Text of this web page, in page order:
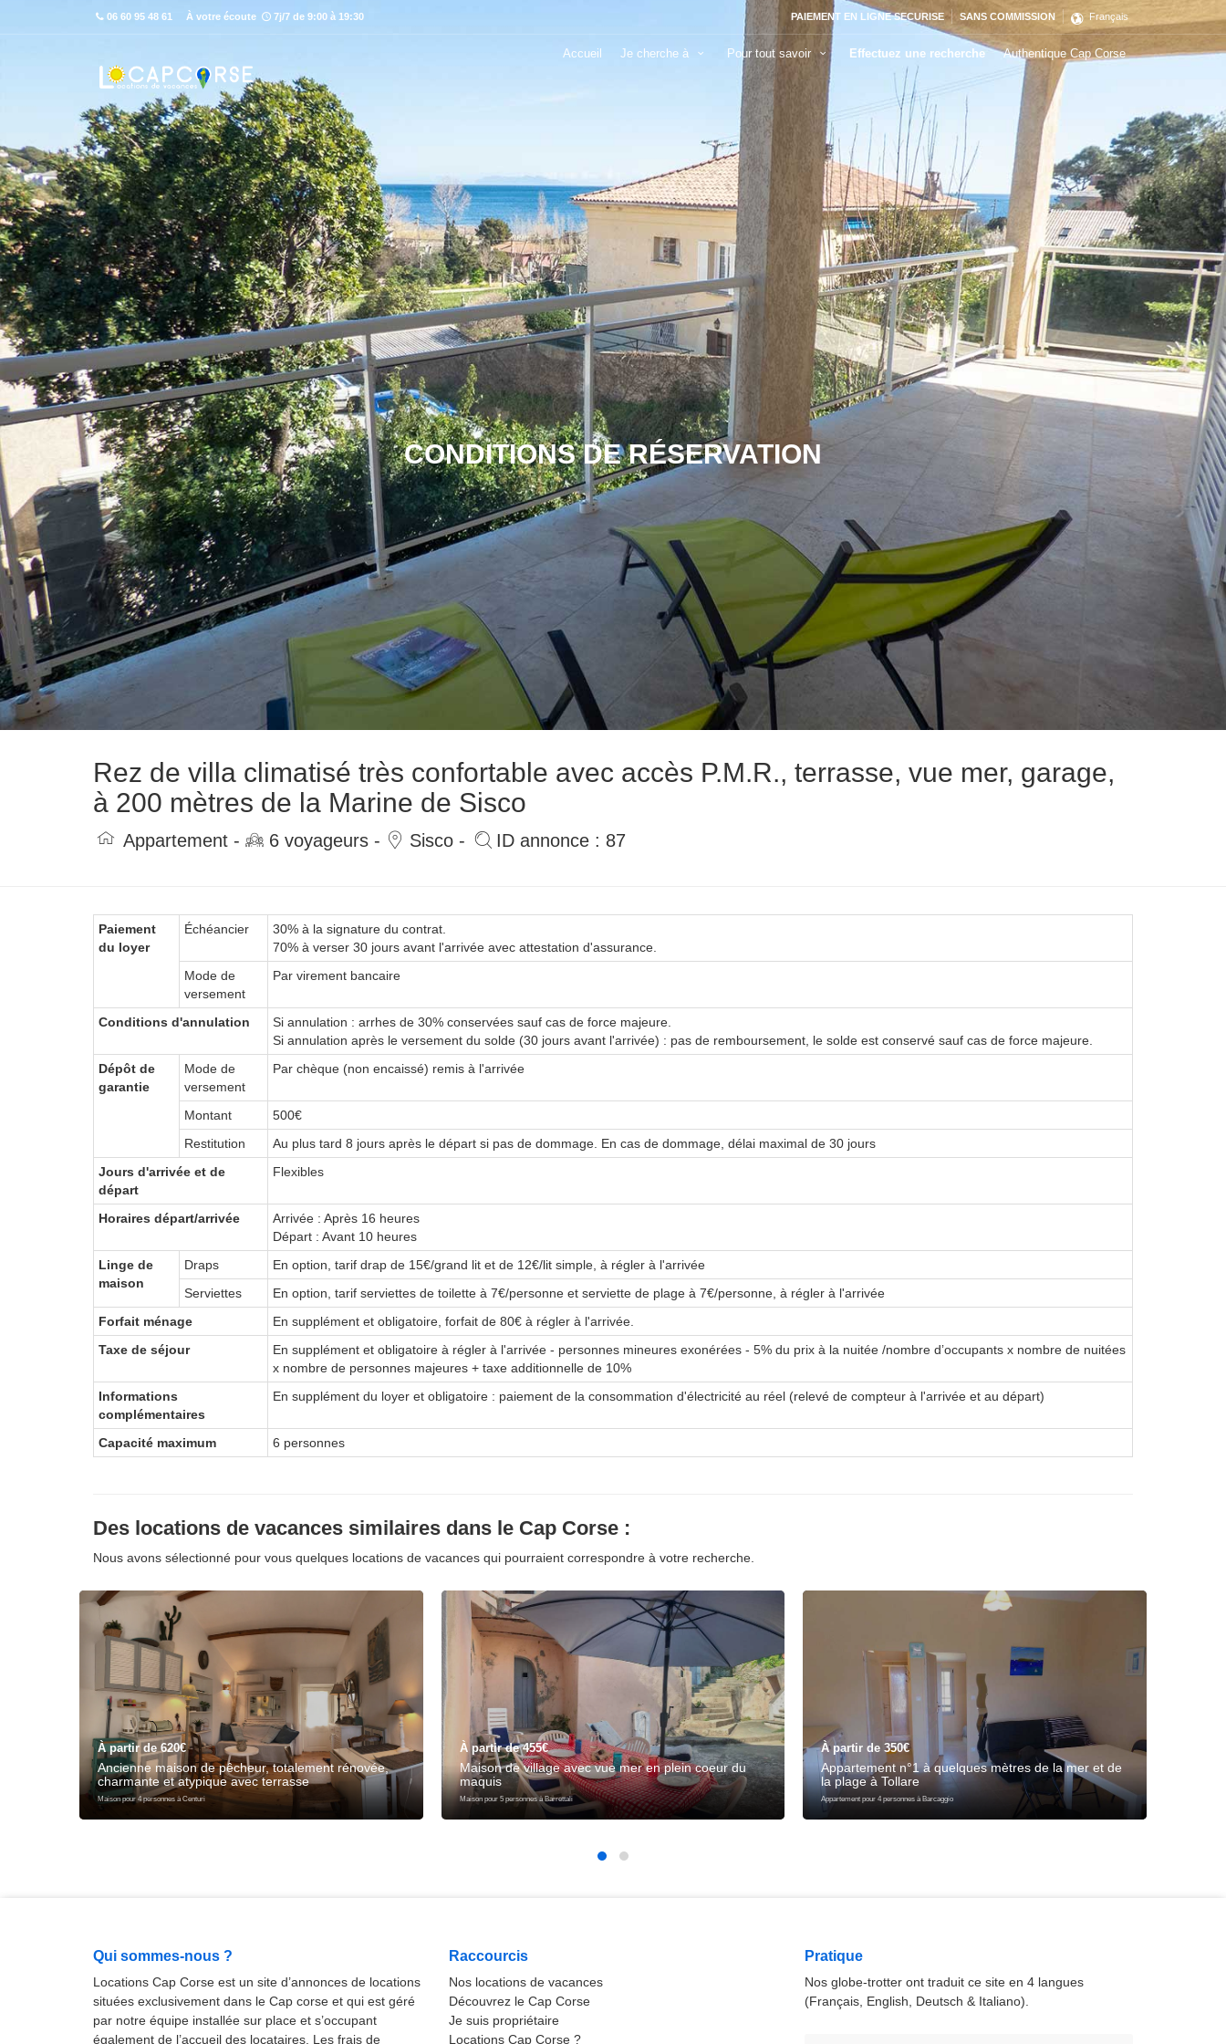
06 60 95 48 61 À votre écoute 7j/7 de 9:00 à 19:30 PAIEMENT EN LIGNE SECURISE SANS COMMISSION Français
Accueil Je cherche à Pour tout savoir Effectuez une recherche Authentique Cap Corse
CONDITIONS DE RÉSERVATION
Rez de villa climatisé très confortable avec accès P.M.R., terrasse, vue mer, garage,
à 200 mètres de la Marine de Sisco
Appartement - 6 voyageurs - Sisco - ID annonce : 87
Paiement
du loyer
Échéancier
30% à la signature du contrat.
70% à verser 30 jours avant l'arrivée avec attestation d'assurance.
Mode de
versement
Par virement bancaire
Conditions d'annulation
Si annulation : arrhes de 30% conservées sauf cas de force majeure.
Si annulation après le versement du solde (30 jours avant l'arrivée) : pas de remboursement, le solde est conservé sauf cas de force majeure.
Dépôt de
garantie
Mode de
versement
Par chèque (non encaissé) remis à l'arrivée
Montant
500€
Restitution
Au plus tard 8 jours après le départ si pas de dommage. En cas de dommage, délai maximal de 30 jours
Jours d'arrivée et de
départ
Flexibles
Horaires départ/arrivée
Arrivée : Après 16 heures
Départ : Avant 10 heures
Linge de
maison
Draps
En option, tarif drap de 15€/grand lit et de 12€/lit simple, à régler à l'arrivée
Serviettes
En option, tarif serviettes de toilette à 7€/personne et serviette de plage à 7€/personne, à régler à l'arrivée
Forfait ménage
En supplément et obligatoire, forfait de 80€ à régler à l'arrivée.
Taxe de séjour
En supplément et obligatoire à régler à l'arrivée - personnes mineures exonérées - 5% du prix à la nuitée /nombre dʼoccupants x nombre de nuitées
x nombre de personnes majeures + taxe additionnelle de 10%
Informations
complémentaires
En supplément du loyer et obligatoire : paiement de la consommation d'électricité au réel (relevé de compteur à l'arrivée et au départ)
Capacité maximum 6 personnes
Des locations de vacances similaires dans le Cap Corse :
Nous avons sélectionné pour vous quelques locations de vacances qui pourraient correspondre à votre recherche.
À partir de 620€
Ancienne maison de pêcheur, totalement rénovée,
charmante et atypique avec terrasse
Maison pour 4 personnes à Centuri
À partir de 455€
Maison de village avec vue mer en plein coeur du
maquis
Maison pour 5 personnes à Barrettali
À partir de 350€
Appartement n°1 à quelques mètres de la mer et de
la plage à Tollare
Appartement pour 4 personnes à Barcaggio
Qui sommes-nous ?
Locations Cap Corse est un site d’annonces de locations
situées exclusivement dans le Cap corse et qui est géré
par notre équipe installée sur place et s’occupant
également de l’accueil des locataires. Les frais de
Raccourcis
Nos locations de vacances
Découvrez le Cap Corse
Je suis propriétaire
Locations Cap Corse ?
Pratique
Nos globe-trotter ont traduit ce site en 4 langues
(Français, English, Deutsch & Italiano).